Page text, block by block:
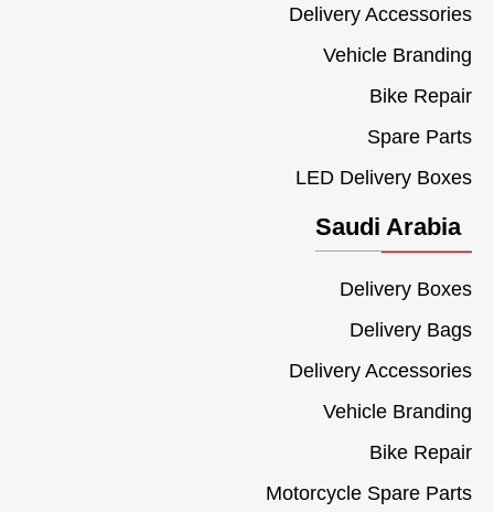
Delivery Accessories
Vehicle Branding
Bike Repair
Spare Parts
LED Delivery Boxes
Saudi Arabia
Delivery Boxes
Delivery Bags
Delivery Accessories
Vehicle Branding
Bike Repair
Motorcycle Spare Parts